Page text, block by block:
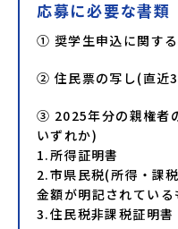
応募に必要な書類
① 奨学生申込に関す
② 住民票の写し(直近
③ 2025年分の親権者
いずれか)
1.所得証明書
2.市県民税(所得・課
金額が明記されてい
3.住民税非課税証明書